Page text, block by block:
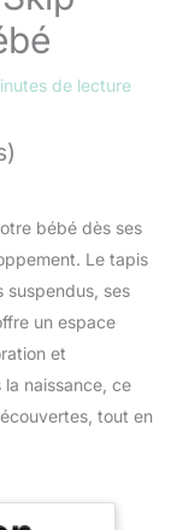
de lecture
bébé dès ses
Le tapis
suspendus, ses
un espace
et
naissance, ce
tout en